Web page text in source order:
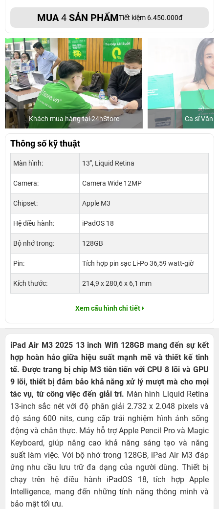
MUA 4SẢN PHẨMTiết kiệm 6.450.000đ
Khách mua hàng tại 24hStore Ca sĩ Văn
Thông số kỹ thuật
Màn hình: 13", Liquid Retina
Camera: Camera Wide 12MP
Chipset: Apple M3
Hệ điều hành: iPadOS 18
Bộ nhớ trong: 128GB
Pin: Tích hợp pin sạc Li-Po 36,59 watt‑giờ
Kích thước: 214,9 x 280,6 x 6,1 mm
Xem cấu hình chi tiết
​iPad Air M3 2025 13 inch Wifi 128GB mang đến sự kết
hợp hoàn hảo giữa hiệu suất mạnh mẽ và thiết kế tinh
tế. Được trang bị chip M3 tiên tiến với CPU 8 lõi và GPU
9 lõi, thiết bị đảm bảo khả năng xử lý mượt mà cho mọi
tác vụ, từ công việc đến giải trí. Màn hình Liquid Retina
13-inch sắc nét với độ phân giải 2.732 x 2.048 pixels và
độ sáng 600 nits, cung cấp trải nghiệm hình ảnh sống
động và chân thực. Máy hỗ trợ Apple Pencil Pro và Magic
Keyboard, giúp nâng cao khả năng sáng tạo và năng
suất làm việc. Với bộ nhớ trong 128GB, iPad Air M3 đáp
ứng nhu cầu lưu trữ đa dạng của người dùng. Thiết bị
chạy trên hệ điều hành iPadOS 18, tích hợp Apple
Intelligence, mang đến những tính năng thông minh và
bảo mật tối ưu.